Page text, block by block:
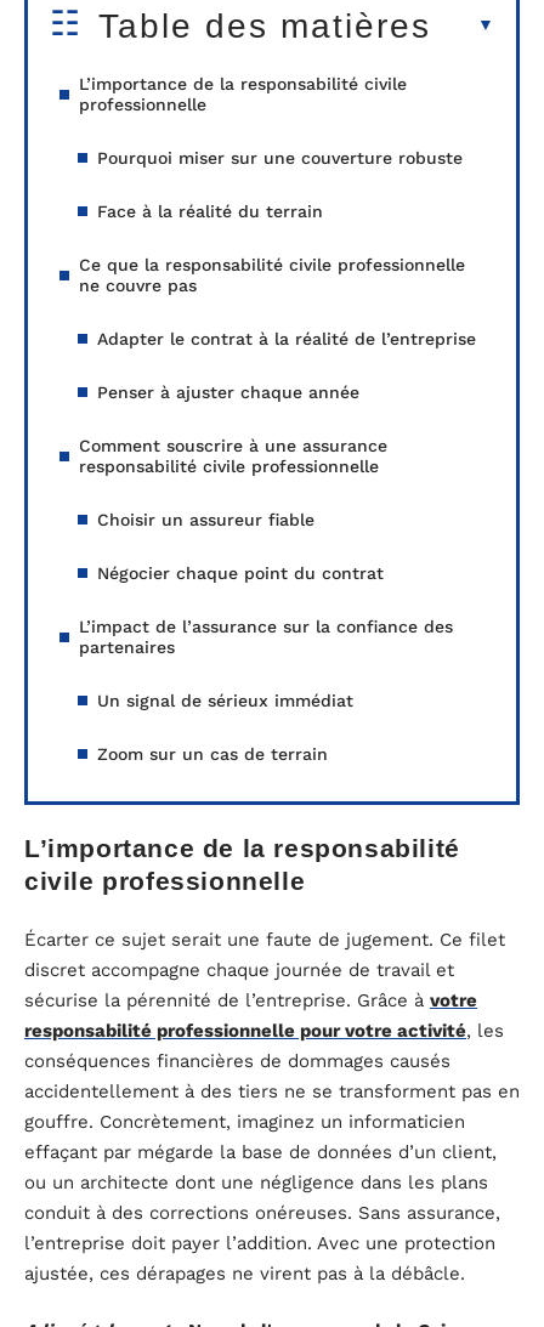
Table des matières
L’importance de la responsabilité civile
professionnelle
Pourquoi miser sur une couverture robuste
Face à la réalité du terrain
Ce que la responsabilité civile professionnelle
ne couvre pas
Adapter le contrat à la réalité de l’entreprise
Penser à ajuster chaque année
Comment souscrire à une assurance
responsabilité civile professionnelle
Choisir un assureur fiable
Négocier chaque point du contrat
L’impact de l’assurance sur la confiance des
partenaires
Un signal de sérieux immédiat
Zoom sur un cas de terrain
L’importance de la responsabilité
civile professionnelle
Écarter ce sujet serait une faute de jugement. Ce filet
discret accompagne chaque journée de travail et
sécurise la pérennité de l’entreprise. Grâce à votre
responsabilité professionnelle pour votre activité, les
conséquences financières de dommages causés
accidentellement à des tiers ne se transforment pas en
gouffre. Concrètement, imaginez un informaticien
effaçant par mégarde la base de données d’un client,
ou un architecte dont une négligence dans les plans
conduit à des corrections onéreuses. Sans assurance,
l’entreprise doit payer l’addition. Avec une protection
ajustée, ces dérapages ne virent pas à la débâcle.